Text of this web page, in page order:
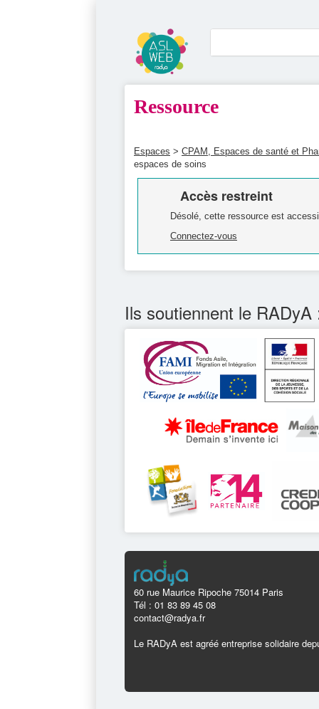
Ressource
Espaces > CPAM, Espaces de santé et
espaces de soins
Accès restreint
Désolé, cette ressource est
Connectez-vous
Ils soutiennent le RADyA
60 rue Maurice Ripoche 75014 Paris
Tél : 01 83 89 45 08
contact@radya.fr
Le RADyA est agréé entreprise solidaire